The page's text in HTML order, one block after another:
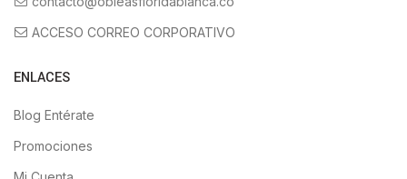
ACCESO CORREO CORPORATIVO
ENLACES
Blog Entérate
Promociones